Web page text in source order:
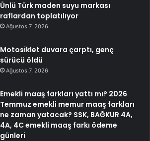
Ünlü Türk maden suyu markası
raflardan toplatılıyor
Ağustos 7, 2026
Motosiklet duvara çarptı, genç
sürücü öldü
Ağustos 7, 2026
Emekli maaş farkları yattı mı? 2026
Temmuz emekli memur maaş farkları
ne zaman yatacak? SSK, BAĞKUR 4A,
4A, 4C emekli maaş farkı ödeme
günleri